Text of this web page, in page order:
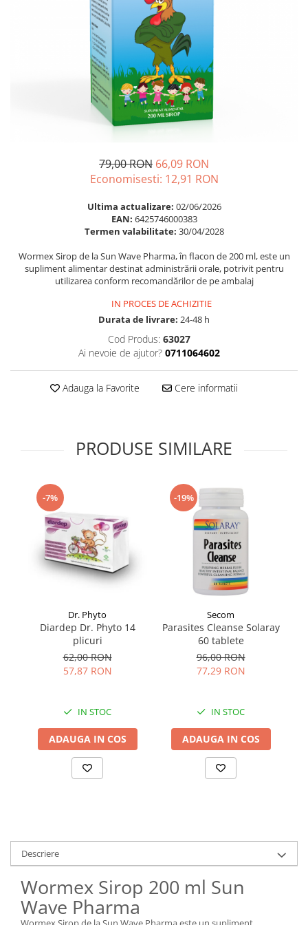
Probiotice si prebiotice
Somn stres si anxietate
Supliment Complexe
Supliment Magneziu
Supliment Vitamina B
Supliment Vitamina D3
Supliment Vitamina E
Tincturi si Gemoderivate
Balsam masca si tratament
Produse cu SPF Pentru Fata
79,00 RON 66,09 RON
Economisesti: 12,91 RON
Ultima actualizare: 02/06/2026
EAN: 6425746000383
Termen valabilitate: 30/04/2028
Wormex Sirop de la Sun Wave Pharma, în flacon de 200 ml, este un
supliment alimentar destinat administrării orale, potrivit pentru
utilizarea conform recomandărilor de pe ambalaj
IN PROCES DE ACHIZITIE
Durata de livrare: 24-48 h
Cod Produs: 63027
Ai nevoie de ajutor? 0711064602
Adauga la Favorite Cere informatii
PRODUSE SIMILARE
-7%
Dr. Phyto
Diardep Dr. Phyto 14
plicuri
62,00 RON
57,87 RON
IN STOC
ADAUGA IN COS
-19%
Secom
Parasites Cleanse Solaray
60 tablete
96,00 RON
77,29 RON
IN STOC
ADAUGA IN COS
Descriere
Wormex Sirop 200 ml Sun
Wave Pharma